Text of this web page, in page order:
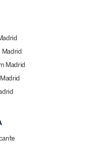
Madrid
Madrid